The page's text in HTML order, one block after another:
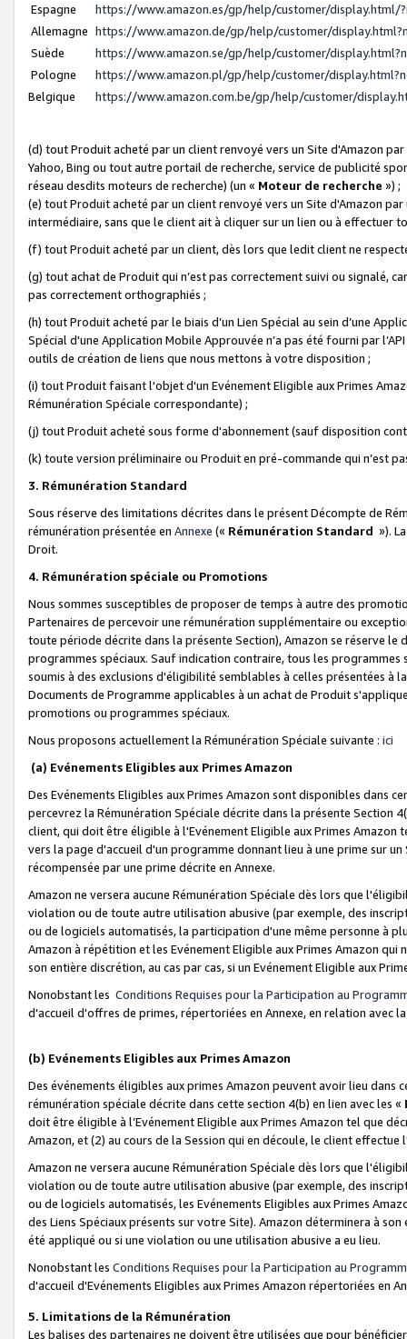
Espagne
https://www.amazon.es/gp/help/customer/display.html/
Allemagne https://www.amazon.de/gp/help/customer/
Suède
https://www.amazon.se/gp/help/customer/
Pologne
https://www.amazon.pl/gp/help/customer/
Belgique
https://www.amazon.com.be/gp/help/customer/
(d) tout Produit acheté par un client renvoyé vers un Site d'Amazon
Yahoo, Bing ou tout autre portail de recherche, service de publicité
réseau desdits moteurs de recherche) (un « Moteur de recherche ») ;
(e) tout Produit acheté par un client renvoyé vers un Site d'Amazon
intermédiaire, sans que le client ait à cliquer sur un lien ou à
(f) tout Produit acheté par un client, dès lors que ledit client ne
(g) tout achat de Produit qui n’est pas correctement suivi ou signalé,
pas correctement orthographiés ;
(h) tout Produit acheté par le biais d’un Lien Spécial au sein d’une
Spécial d'une Application Mobile Approuvée n’a pas été fourni par
outils de création de liens que nous mettons à votre disposition ;
(i) tout Produit faisant l'objet d'un Evénement Eligible aux Primes
Rémunération Spéciale correspondante) ;
(j) tout Produit acheté sous forme d'abonnement (sauf disposition
(k) toute version préliminaire ou Produit en pré-commande qui n’est
3. Rémunération Standard
Sous réserve des limitations décrites dans le présent Décompte de
rémunération présentée en Annexe (« Rémunération Standard »).
Droit.
4. Rémunération spéciale ou Promotions
Nous sommes susceptibles de proposer de temps à autre des
Partenaires de percevoir une rémunération supplémentaire ou
toute période décrite dans la présente Section), Amazon se réserve
programmes spéciaux. Sauf indication contraire, tous les
soumis à des exclusions d'éligibilité semblables à celles présentées à
Documents de Programme applicables à un achat de Produit
promotions ou programmes spéciaux.
Nous proposons actuellement la Rémunération Spéciale suivante : ici
(a) Evénements Eligibles aux Primes Amazon
Des Evénements Eligibles aux Primes Amazon sont disponibles dans
percevrez la Rémunération Spéciale décrite dans la présente Section
client, qui doit être éligible à l'Evénement Eligible aux Primes Amazon
vers la page d'accueil d'un programme donnant lieu à une prime sur
récompensée par une prime décrite en Annexe.
Amazon ne versera aucune Rémunération Spéciale dès lors que
violation ou de toute autre utilisation abusive (par exemple, des
ou de logiciels automatisés, la participation d'une même personne à
Amazon à répétition et les Evénement Eligible aux Primes Amazon qui
son entière discrétion, au cas par cas, si un Evénement Eligible aux
Nonobstant les Conditions Requises pour la Participation au
d'accueil d'offres de primes, répertoriées en Annexe, en relation avec
(b) Evénements Eligibles aux Primes Amazon
Des événements éligibles aux primes Amazon peuvent avoir lieu dans
rémunération spéciale décrite dans cette section 4(b) en lien avec les «
doit être éligible à l’Evénement Eligible aux Primes Amazon tel que
Amazon, et (2) au cours de la Session qui en découle, le client
Amazon ne versera aucune Rémunération Spéciale dès lors que
violation ou de toute autre utilisation abusive (par exemple, des
ou de logiciels automatisés, les Evénements Eligibles aux Primes
des Liens Spéciaux présents sur votre Site). Amazon déterminera à
été appliqué ou si une violation ou une utilisation abusive a eu lieu.
Nonobstant les Conditions Requises pour la Participation au
d'accueil d'Evénements Eligibles aux Primes Amazon répertoriées en
5. Limitations de la Rémunération
Les balises des partenaires ne doivent être utilisées que pour